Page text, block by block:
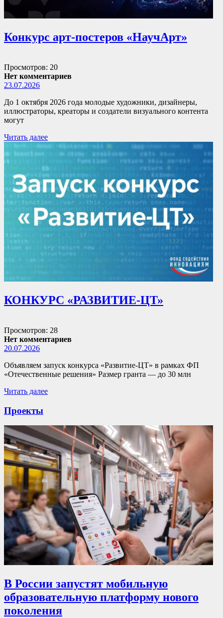
Конкурс арт-постеров «НаучАрт»
Просмотров: 20
Нет комментариев
23.07.2026
До 1 октября 2026 года молодые художники, дизайнеры,
иллюстраторы, креаторы и создатели визуального контента
могут
Читать далее
КОНКУРС «РАЗВИТИЕ-ЦТ»
Просмотров: 28
Нет комментариев
20.07.2026
Объявляем запуск конкурса «Развитие-ЦТ» в рамках ФП
«Отечественные решения» Размер гранта — до 30 млн
Читать далее
Проекты
В России запустят мобильную
образовательную платформу нового
поколения